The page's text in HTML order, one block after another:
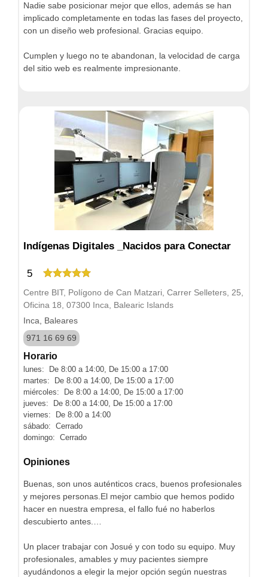
Nadie sabe posicionar mejor que ellos, además se han
implicado completamente en todas las fases del proyecto,
con un diseño web profesional. Gracias equipo.
Cumplen y luego no te abandonan, la velocidad de carga
del sitio web es realmente impresionante.
Indígenas Digitales _Nacidos para Conectar
5
Centre BIT, Polígono de Can Matzari, Carrer Selleters, 25,
Oficina 18, 07300 Inca, Balearic Islands
Inca, Baleares
971 16 69 69
Horario
lunes: De 8:00 a 14:00, De 15:00 a 17:00
martes: De 8:00 a 14:00, De 15:00 a 17:00
miércoles: De 8:00 a 14:00, De 15:00 a 17:00
jueves: De 8:00 a 14:00, De 15:00 a 17:00
viernes: De 8:00 a 14:00
sábado: Cerrado
domingo: Cerrado
Opiniones
Buenas, son unos auténticos cracs, buenos profesionales
y mejores personas.El mejor cambio que hemos podido
hacer en nuestra empresa, el fallo fué no haberlos
descubierto antes.…
Un placer trabajar con Josué y con todo su equipo. Muy
profesionales, amables y muy pacientes siempre
ayudándonos a elegir la mejor opción según nuestras